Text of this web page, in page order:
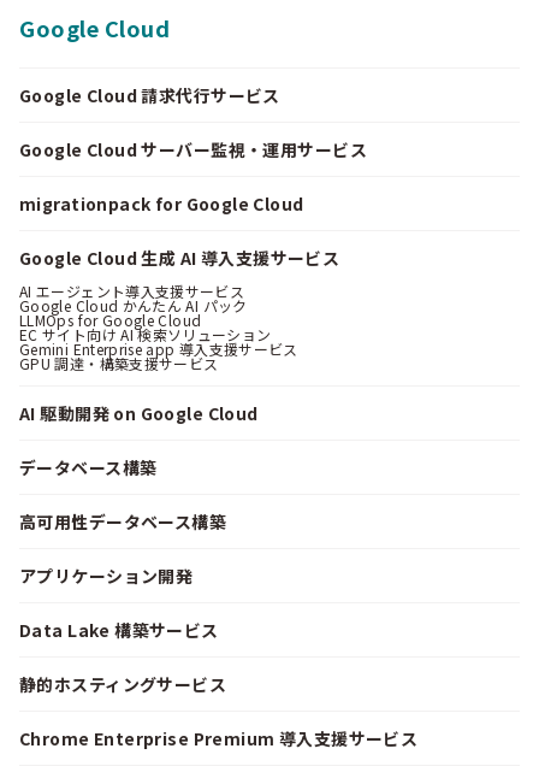
Google Cloud
Google Cloud 請求代行サービス
Google Cloud サーバー監視・運用サービス
migrationpack for Google Cloud
Google Cloud 生成 AI 導入支援サービス
AI エージェント導入支援サービス
Google Cloud かんたん AI パック
LLMOps for Google Cloud
EC サイト向け AI 検索ソリューション
Gemini Enterprise app 導入支援サービス
GPU 調達・構築支援サービス
AI 駆動開発 on Google Cloud
データベース構築
高可用性データベース構築
アプリケーション開発
Data Lake 構築サービス
静的ホスティングサービス
Chrome Enterprise Premium 導入支援サービス